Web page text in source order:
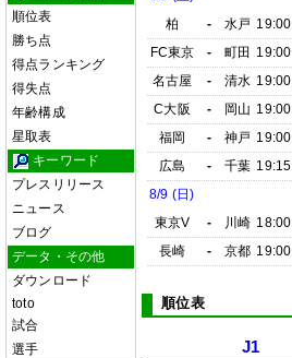
順位表
勝ち点
得点ランキング
得失点
年齢構成
星取表
キーワード
プレスリリース
ニュース
ブログ
データ・その他
ダウンロード
toto
試合
選手
柏
- 水戸 19:00
FC東京
- 町田 19:00
名古屋
- 清水 19:00
C大阪
- 岡山 19:00
福岡
- 神戸 19:00
広島
- 千葉 19:15
8/9 (日)
東京V
- 川崎 18:00
長崎
- 京都 19:00
順位表
J1